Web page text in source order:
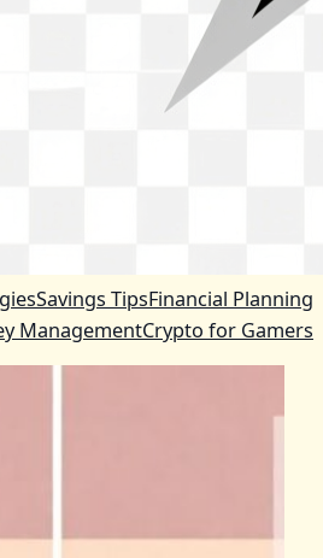
Savings TipsFinancial Planning
ManagementCrypto for Gamers